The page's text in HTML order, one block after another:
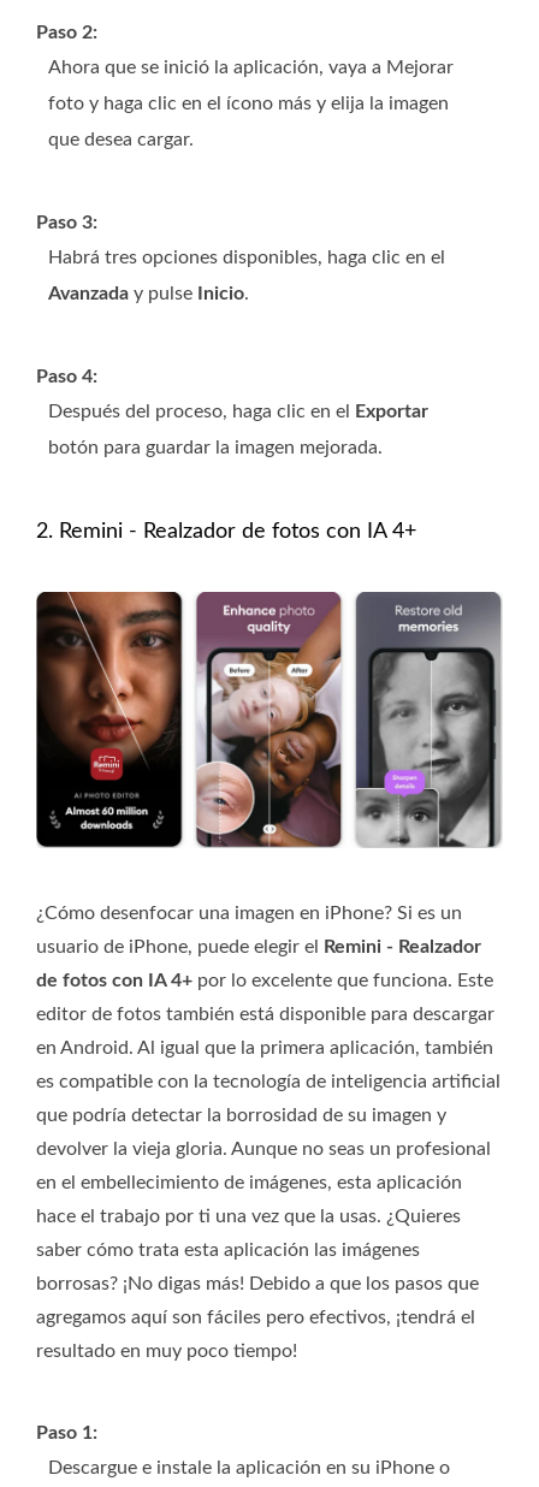
Paso 2:
Ahora que se inició la aplicación, vaya a Mejorar
foto y haga clic en el ícono más y elija la imagen
que desea cargar.
Paso 3:
Habrá tres opciones disponibles, haga clic en el
Avanzada y pulse Inicio.
Paso 4:
Después del proceso, haga clic en el Exportar
botón para guardar la imagen mejorada.
2. Remini - Realzador de fotos con IA 4+
¿Cómo desenfocar una imagen en iPhone? Si es un
usuario de iPhone, puede elegir el
Remini - Realzador
de fotos con IA 4+ por lo excelente que funciona. Este
editor de fotos también está disponible para descargar
en Android. Al igual que la primera aplicación, también
es compatible con la tecnología de inteligencia artificial
que podría detectar la borrosidad de su imagen y
devolver la vieja gloria. Aunque no seas un profesional
en el embellecimiento de imágenes, esta aplicación
hace el trabajo por ti una vez que la usas. ¿Quieres
saber cómo trata esta aplicación las imágenes
borrosas? ¡No digas más! Debido a que los pasos que
agregamos aquí son fáciles pero efectivos, ¡tendrá el
resultado en muy poco tiempo!
Paso 1:
Descargue e instale la aplicación en su iPhone o